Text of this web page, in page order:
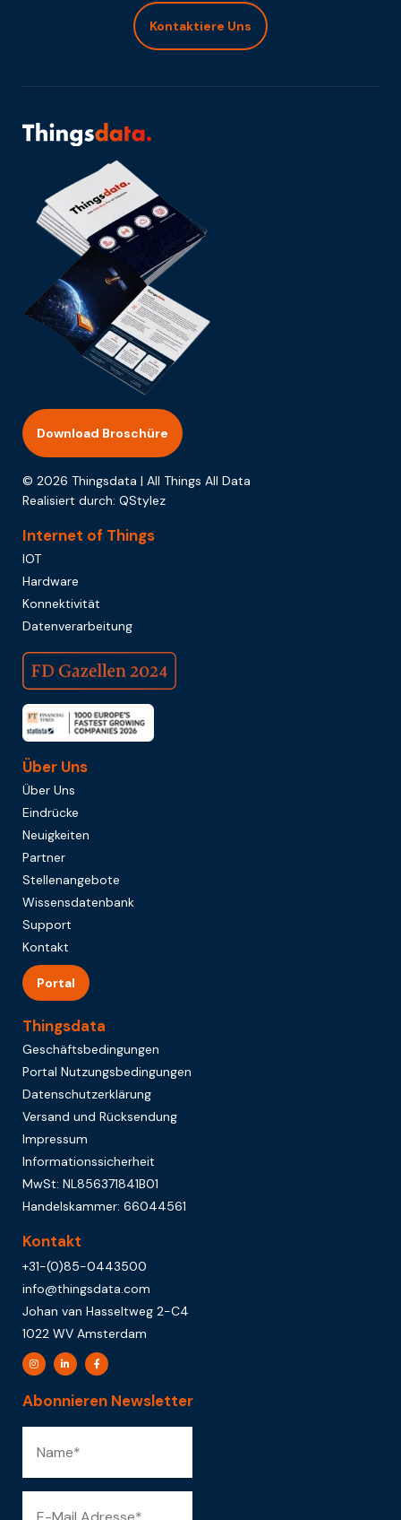
Kontaktiere Uns
Download Broschüre
© 2026 Thingsdata | All Things All Data
Realisiert durch: QStylez
Internet of Things
IOT
Hardware
Konnektivität
Datenverarbeitung
Über Uns
Über Uns
Eindrücke
Neuigkeiten
Partner
Stellenangebote
Wissensdatenbank
Support
Kontakt
Portal
Thingsdata
Geschäftsbedingungen
Portal Nutzungsbedingungen
Datenschutzerklärung
Versand und Rücksendung
Impressum
Informationssicherheit
MwSt: NL856371841B01
Handelskammer: 66044561
Kontakt
+31-(0)85-0443500
info@thingsdata.com
Johan van Hasseltweg 2-C4
1022 WV Amsterdam
Abonnieren Newsletter